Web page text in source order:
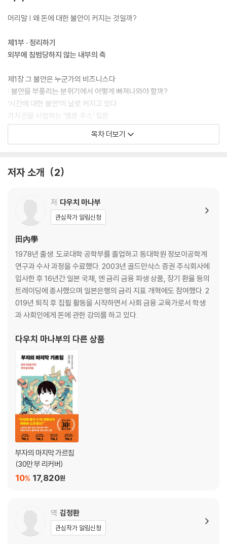
머리말 | 왜 돈에 대한 불안이 커지는 것일까?
제1부 · 정리하기
외부에 침범당하지 않는 내부의 축
제1장 그 불안은 누군가의 비즈니스다
: 불안을 부풀리는 분위기에서 어떻게 빠져나와야 할까?
‘시간에 대한 불안’이 날로 커지고 있다
가치관을 시험하는 ‘멜론 주스’ 질문
‘갖고 싶어 하는 것을 만든다’에서 ‘갖고 싶어 하게 만든다’로
그 불안은 정말로 당신의 것일까?
제2장 투자와 도박의 경계선
: 성공한 사람을 따라 해도 성공하지 못하는 이유는 무엇일까?
‘다들 투자로 돈을 벌고 있다’의 정체
아무도 가르쳐 주지 않는 ‘돈 버는 방법’
‘100억 엔을 벌어들인 사내’의 말로와 교훈
당신이 번 돈은 누구의 지갑에서 나온 것인가?
건전한 투자와 도박을 구별하는 방법
왜 노력이 보상받지 못하게 되었는가?
칼럼 2 - ‘모르면 손해 보는 투자 기술’은 존재하지 않는다
내부에 축적할 자산
제3장 ‘회사가 지켜 준다’라는 환상
: 노동과 투자, 보상받는 것은 어느 쪽일까?
‘투자에 힘쓰는 편이 낫다’라는 오해
당신을 둘러싼 인재 쟁탈전
AI에 지지 않으려면 ‘관찰력’을 키워라
대기업에 취직하면 안심할 수 있을까
떠받치는 쪽은 회사인가, 사원인가
‘섬기는’ 일에서 ‘하는’ 일로
카레에 깃든 사랑 또는 이기심
‘선택할 수 없는 마을’에서 ‘선택할 수 있는 동료’로
목차 더보기
저자 소개 2
저 다우치 마나부
관심작가 알림신청
田內學
1978년 출생. 도쿄대학 공학부를 졸업하고 동대학원 정보이공학계
연구과 수사 과정을 수료했다. 2003년 골드만삭스 증권 주식회사에
입사한 후 16년간 일본 국채, 엔 금리 금융 파생 상품, 장기 환율 등의
트레이딩에 종사했으며 일본은행의 금리 지표 개혁에도 참여했다. 2
019년 퇴직 후 집필 활동을 시작하면서 사회 금융 교육가로서 학생
과 사회인에게 돈에 관한 강의를 하고 있다.
다우치 마나부의 다른 상품
부자의 마지막 가르침
(30만 부 리커버)
17,820원
10%
역 김정환
관심작가 알림신청